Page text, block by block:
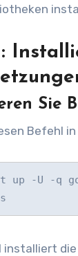
Sie
Befehl
up -U -q
installiert die